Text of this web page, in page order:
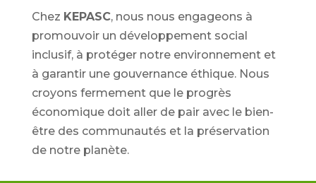
Chez KEPASC, nous nous engageons à
promouvoir un développement social
inclusif, à protéger notre environnement et
à garantir une gouvernance éthique. Nous
croyons fermement que le progrès
économique doit aller de pair avec le bien-
être des communautés et la préservation
de notre planète.